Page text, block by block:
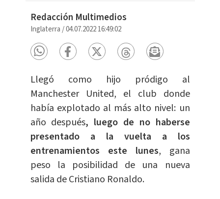
Redacción Multimedios
Inglaterra /04.07.2022 16:49:02
Llegó como hijo pródigo al
Manchester United, el club donde
había explotado al más alto nivel: un
año después, luego de no haberse
presentado a la vuelta a los
entrenamientos este lunes, gana
peso la posibilidad de una nueva
salida de Cristiano Ronaldo.